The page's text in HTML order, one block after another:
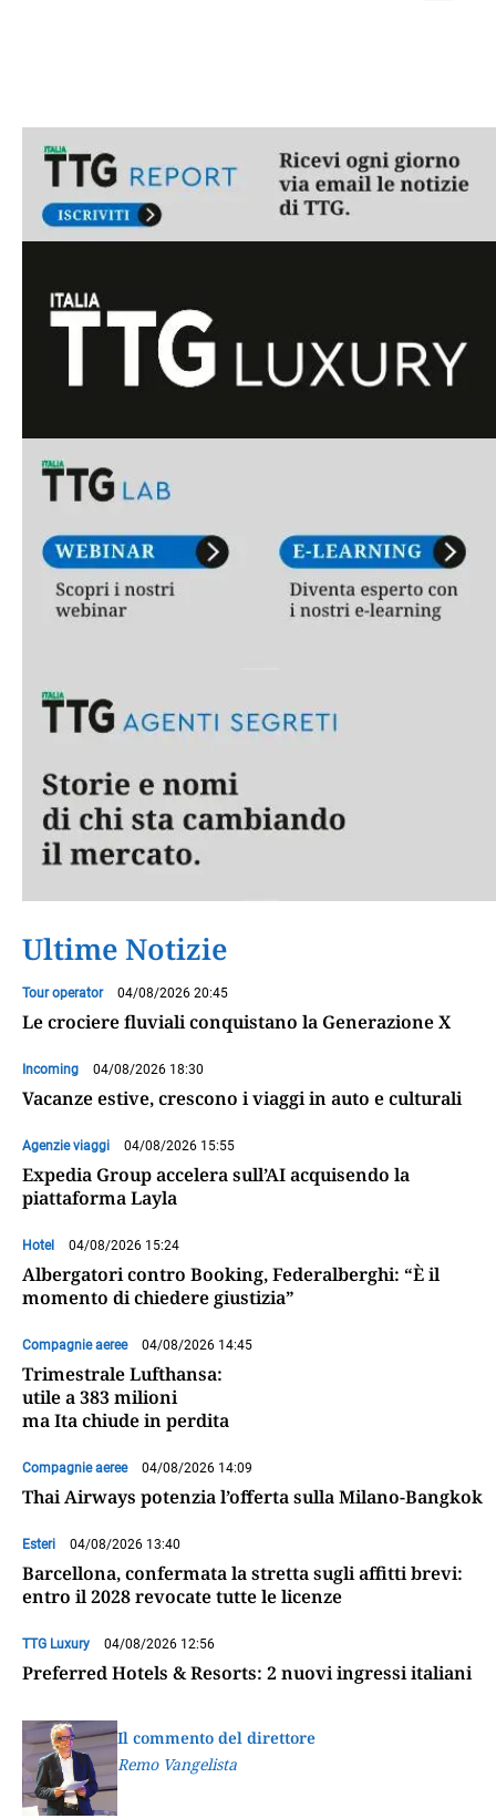
Ultime Notizie
Tour operator 04/08/2026 20:45
Le crociere fluviali conquistano la Generazione X
Incoming 04/08/2026 18:30
Vacanze estive, crescono i viaggi in auto e culturali
Agenzie viaggi 04/08/2026 15:55
Expedia Group accelera sull’AI acquisendo la
piattaforma Layla
Hotel 04/08/2026 15:24
Albergatori contro Booking, Federalberghi: “È il
momento di chiedere giustizia”
Compagnie aeree 04/08/2026 14:45
Trimestrale Lufthansa:
utile a 383 milioni
ma Ita chiude in perdita
Compagnie aeree 04/08/2026 14:09
Thai Airways potenzia l’offerta sulla Milano-Bangkok
Esteri 04/08/2026 13:40
Barcellona, confermata la stretta sugli affitti brevi:
entro il 2028 revocate tutte le licenze
TTG Luxury 04/08/2026 12:56
Preferred Hotels & Resorts: 2 nuovi ingressi italiani
Il commento del direttore
Remo Vangelista